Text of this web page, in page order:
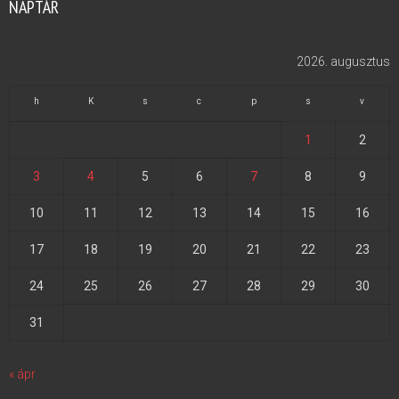
NAPTÁR
2026. augusztus
h K s c p s v
1 2
3 4 5 6 7 8 9
10 11 12 13 14 15 16
17 18 19 20 21 22 23
24 25 26 27 28 29 30
31
« ápr